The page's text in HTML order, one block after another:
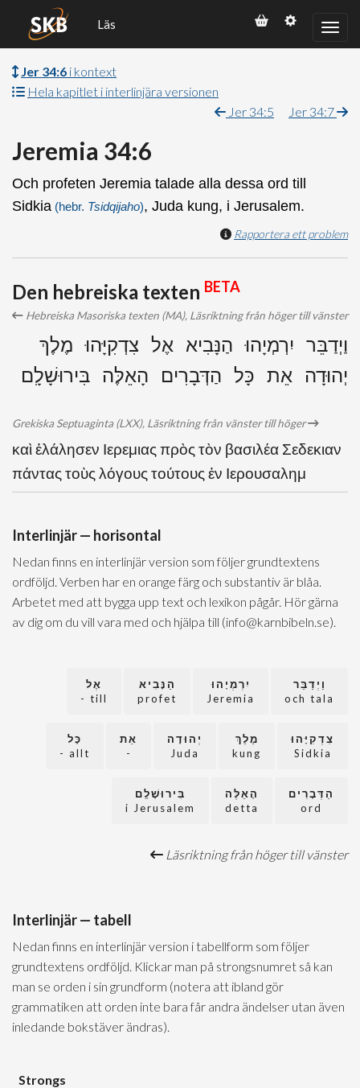
Läs
Jer 34:6 i kontext
Hela kapitlet i interlinjära versionen
Jer 34:5
Jer 34:7
Jeremia 34:6
Och profeten Jeremia talade alla dessa ord till
Sidkia (hebr. Tsidqijaho), Juda kung, i Jerusalem.
Rapportera ett problem
Den hebreiska texten BETA
Hebreiska Masoriska texten (MA), Läsriktning från höger till vänster
וַיְדַבֵּר יִרְמְיָהוּ הַנָּבִיא אֶל צִדְקִיָּהוּ מֶלֶךְ
יְהוּדָה אֵת כָּל הַדְּבָרִים הָאֵלֶּה בִּירוּשָׁלִָם
Grekiska Septuaginta (LXX), Läsriktning från vänster till höger
καὶ ἐλάλησεν Ιερεμιας πρὸς τὸν βασιλέα Σεδεκιαν
πάντας τοὺς λόγους τούτους ἐν Ιερουσαλημ
Interlinjär — horisontal
Nedan finns en interlinjär version som följer grundtextens
ordföljd. Verben har en orange färg och substantiv är blåa.
Arbetet med att bygga upp text och lexikon pågår. Hör gärna
av dig om du vill vara med och hjälpa till (info@karnbibeln.se).
וַיְדַבֵּר
och tala
יִרְמְיָהוּ
Jeremia
הַנָּבִיא
profet
אֶל
till -
צִדְקִיָּהוּ
Sidkia
מֶלֶךְ
kung
יְהוּדָה
Juda
אֵת
-
כָּל
allt -
הַדְּבָרִים
ord
הָאֵלֶּה
detta
בִּירוּשָׁלִָם
i Jerusalem
Läsriktning från höger till vänster
Interlinjär — tabell
Nedan finns en interlinjär version i tabellform som följer
grundtextens ordföljd. Klickar man på strongsnumret så kan
man se orden i sin grundform (notera att ibland gör
grammatiken att orden inte bara får andra ändelser utan även
inledande bokstäver ändras).
Strongs